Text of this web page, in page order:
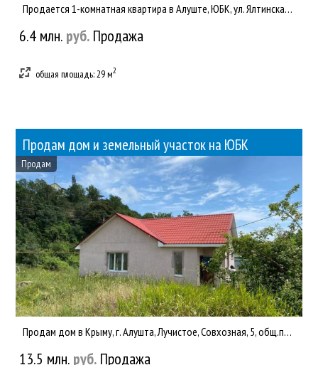
Продается 1-комнатная квартира в Алуште, ЮБК, ул. Ялтинская, дом палубного типа, 5/5, общ.пл. 29 кв.м., кухня ...
6.4 млн. руб. Продажа
общая площадь: 29 м2
Продам дом и земельный участок на ЮБК
Продам
Продам дом в Крыму, г. Алушта, Лучистое, Совхозная, 5, общ.пл. 109,6 кв.м., на земельном участке 1944 кв.м., З...
13.5 млн. руб. Продажа